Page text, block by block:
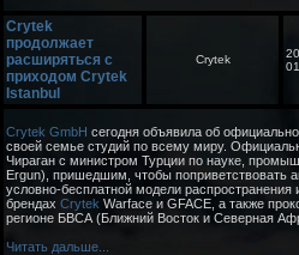
Crytek
продолжает
расширяться с
приходом Crytek
Istanbul
Crytek
Crytek GmbH сегодня объявила об
своей семье студий по всему миру.
Чираган с министром Турции по науке,
Ergun), пришедшим, чтобы поприветствовать
условно-бесплатной модели распространения
брендах Crytek Warface и GFACE, а также
регионе БВСА (Ближний Восток и Северная
Читать дальше...